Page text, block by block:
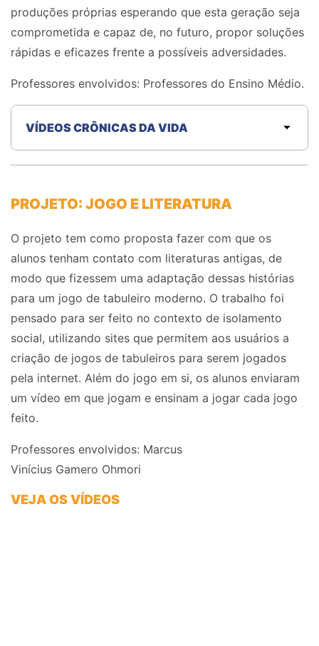
produções próprias esperando que esta geração seja
comprometida e capaz de, no futuro, propor soluções
rápidas e eficazes frente a possíveis adversidades.
Professores envolvidos: Professores do Ensino Médio.
VÍDEOS CRÔNICAS DA VIDA
PROJETO: JOGO E LITERATURA
O projeto tem como proposta fazer com que os
alunos tenham contato com literaturas antigas, de
modo que fizessem uma adaptação dessas histórias
para um jogo de tabuleiro moderno. O trabalho foi
pensado para ser feito no contexto de isolamento
social, utilizando sites que permitem aos usuários a
criação de jogos de tabuleiros para serem jogados
pela internet. Além do jogo em si, os alunos enviaram
um vídeo em que jogam e ensinam a jogar cada jogo
feito.
Professores envolvidos: Marcus
Vinícius Gamero Ohmori
VEJA OS VÍDEOS